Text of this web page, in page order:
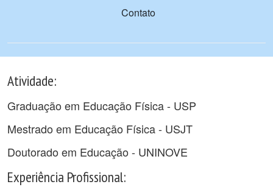
Contato
Atividade:
Graduação em Educação Física - USP
Mestrado em Educação Física - USJT
Doutorado em Educação - UNINOVE
Experiência Profissional: